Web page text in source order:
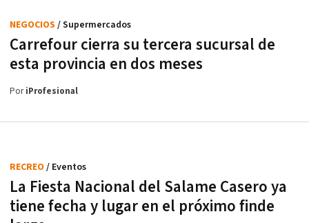
Carrefour cierra su tercera sucursal de
esta provincia en dos meses
NEGOCIOS / Supermercados
PoriProfesional
La Fiesta Nacional del Salame Casero ya
tiene fecha y lugar en el próximo finde
RECREO / Eventos